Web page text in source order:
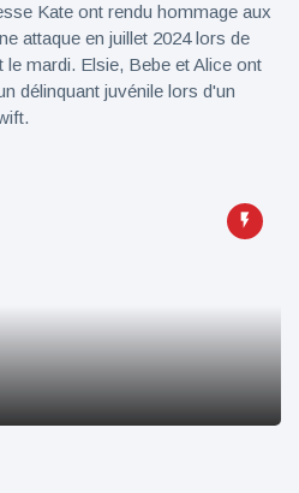
Kate ont rendu hommage aux
attaque en juillet 2024 lors de
mardi. Elsie, Bebe et Alice ont
délinquant juvénile lors d'un